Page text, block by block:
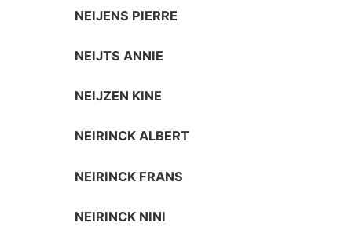
NEIJENS PIERRE
NEIJTS ANNIE
NEIJZEN KINE
NEIRINCK ALBERT
NEIRINCK FRANS
NEIRINCK NINI